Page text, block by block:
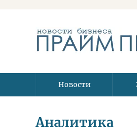
Новости
Аналитика